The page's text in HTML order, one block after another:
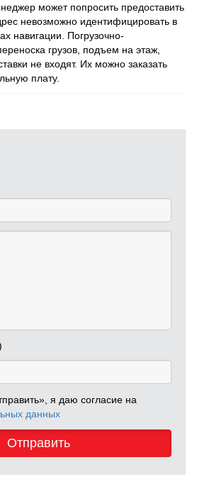
может попросить предоставить
невозможно идентифицировать в
навигации. Погрузочно-
грузов, подъем на этаж,
не входят. Их можно заказать
плату.
я даю согласие на
данных
Отправить